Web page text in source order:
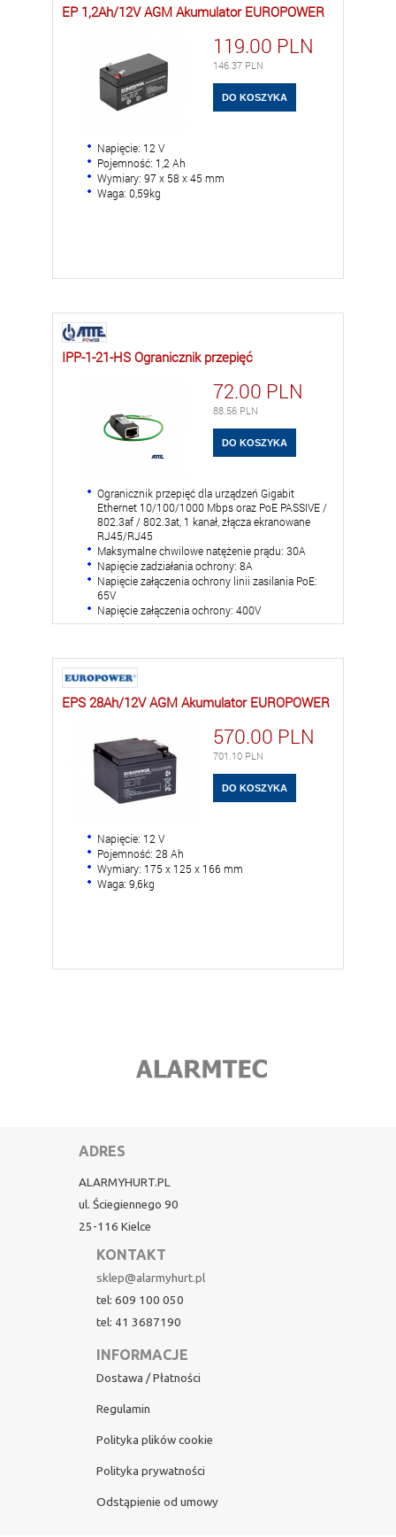
EP 1,2Ah/12V AGM Akumulator EUROPOWER
119.00 PLN
146.37 PLN
Napięcie: 12 V
Pojemność: 1,2 Ah
Wymiary: 97 x 58 x 45 mm
Waga: 0,59kg
IPP-1-21-HS Ogranicznik przepięć
72.00 PLN
88.56 PLN
Ogranicznik przepięć dla urządzeń Gigabit
Ethernet 10/100/1000 Mbps oraz PoE PASSIVE /
802.3af / 802.3at, 1 kanał, złącza ekranowane
RJ45/RJ45
Maksymalne chwilowe natężenie prądu: 30A
Napięcie zadziałania ochrony: 8A
Napięcie załączenia ochrony linii zasilania PoE:
65V
Napięcie załączenia ochrony: 400V
EPS 28Ah/12V AGM Akumulator EUROPOWER
570.00 PLN
701.10 PLN
Napięcie: 12 V
Pojemność: 28 Ah
Wymiary: 175 x 125 x 166 mm
Waga: 9,6kg
ADRES
ALARMYHURT.PL
ul. Ściegiennego 90
25-116 Kielce
KONTAKT
sklep@alarmyhurt.pl
tel: 609 100 050
tel: 41 3687190
INFORMACJE
Dostawa / Płatności
Regulamin
Polityka plików cookie
Polityka prywatności
Odstąpienie od umowy